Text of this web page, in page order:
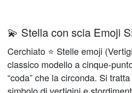
💫 Stella con scia Emoji
Cerchiato ⭐ Stelle emoji
classico modello a cinque-
“coda” che la circonda. Si